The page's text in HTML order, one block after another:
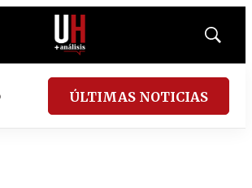
Mostrar
ÚLTIMAS NOTICIAS